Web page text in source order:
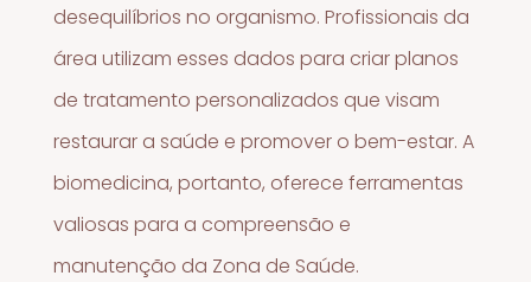
desequilíbrios no organismo. Profissionais da
área utilizam esses dados para criar planos
de tratamento personalizados que visam
restaurar a saúde e promover o bem-estar. A
biomedicina, portanto, oferece ferramentas
valiosas para a compreensão e
manutenção da Zona de Saúde.